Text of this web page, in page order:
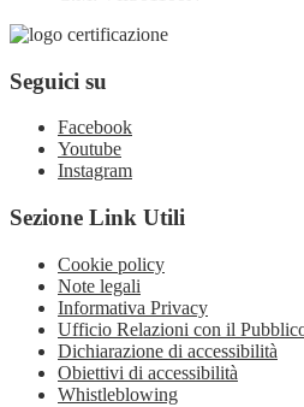
Seguici su
Facebook
Youtube
Instagram
Sezione Link Utili
Cookie policy
Note legali
Informativa Privacy
Ufficio Relazioni con il
Dichiarazione di accessibilità
Obiettivi di accessibilità
Whistleblowing